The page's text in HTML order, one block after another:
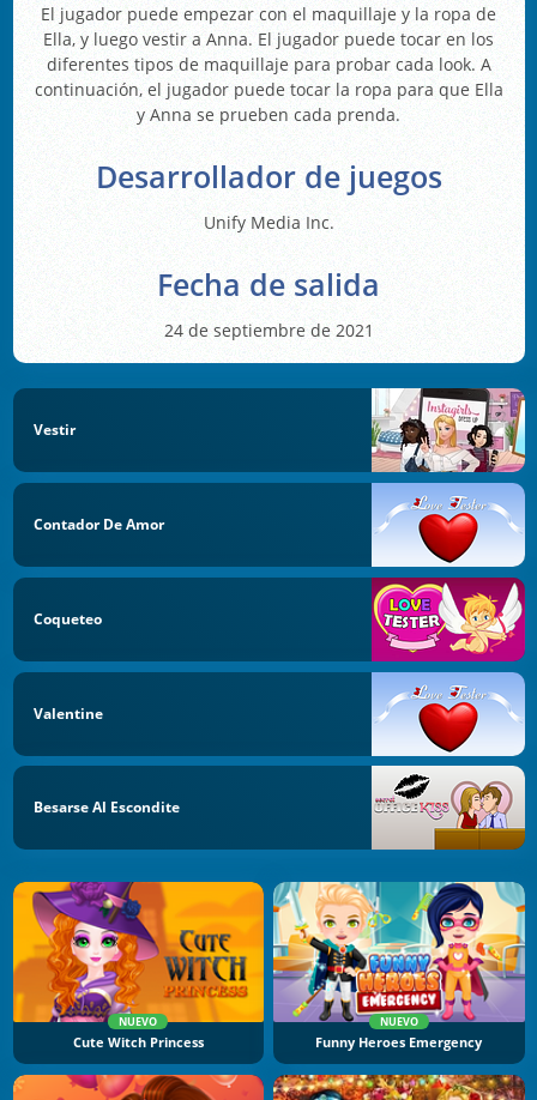
El jugador puede empezar con el maquillaje y la ropa de
Ella, y luego vestir a Anna. El jugador puede tocar en los
diferentes tipos de maquillaje para probar cada look. A
continuación, el jugador puede tocar la ropa para que Ella
y Anna se prueben cada prenda.
Desarrollador de juegos
Unify Media Inc.
Fecha de salida
24 de septiembre de 2021
Vestir
Contador De Amor
Coqueteo
Valentine
Besarse Al Escondite
NUEVO
Cute Witch Princess
NUEVO
Funny Heroes Emergency